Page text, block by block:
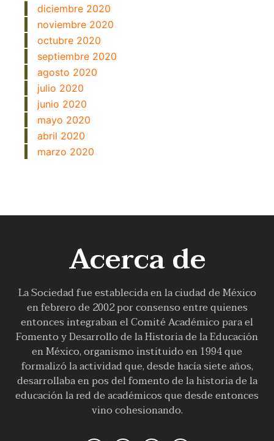
diciembre 2020
noviembre 2020
octubre 2020
septiembre 2020
agosto 2020
julio 2020
junio 2020
mayo 2020
abril 2020
marzo 2020
Acerca de
La Sociedad fue establecida en la ciudad de México
en febrero de 2002 por consenso entre quienes
entonces integraban el Comité Académico para el
Fomento y Desarrollo de la Historia de la Educación
en México, organismo instituido en 1994 que
formalizó la actividad que, desde hacía siete años,
desarrollaba en pos del fomento de la historia de la
educación la red de académicos que desde entonces
vino cohesionando.